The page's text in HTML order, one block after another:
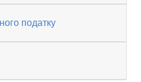
податку